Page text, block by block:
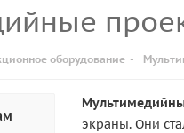
оборудование -
экраны. Они